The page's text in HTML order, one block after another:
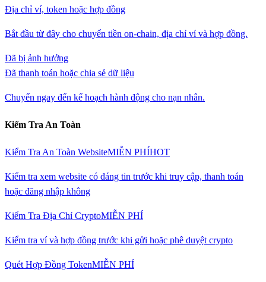
Địa chỉ ví, token hoặc hợp đồng
Bắt đầu từ đây cho chuyển tiền on-chain, địa chỉ ví và hợp đồng.
Đã bị ảnh hưởng
Đã thanh toán hoặc chia sẻ dữ liệu
Chuyển ngay đến kế hoạch hành động cho nạn nhân.
Kiểm Tra An Toàn
Kiểm Tra An Toàn WebsiteMIỄN PHÍHOT
Kiểm tra xem website có đáng tin trước khi truy cập, thanh toán
hoặc đăng nhập không
Kiểm Tra Địa Chỉ CryptoMIỄN PHÍ
Kiểm tra ví và hợp đồng trước khi gửi hoặc phê duyệt crypto
Quét Hợp Đồng TokenMIỄN PHÍ